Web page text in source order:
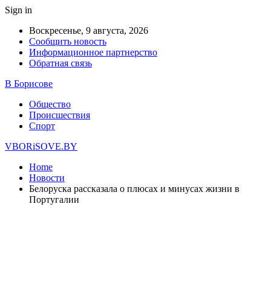
Sign in
Воскресенье, 9 августа, 2026
Сообщить новость
Информационное партнерство
Обратная связь
В Борисове
Общество
Происшествия
Спорт
VBORiSOVE.BY
Home
Новости
Белоруска рассказала о плюсах и минусах жизни в
Португалии